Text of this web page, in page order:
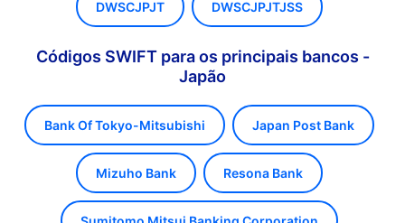
DWSCJPJT DWSCJPJTJSS
Códigos SWIFT para os principais bancos -
Japão
Bank Of Tokyo-Mitsubishi Japan Post Bank
Mizuho Bank Resona Bank